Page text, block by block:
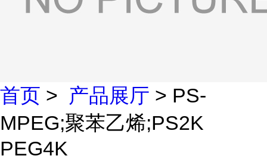
首页 > 产品展厅 > PS-
MPEG;聚苯乙烯;PS2K
PEG4K